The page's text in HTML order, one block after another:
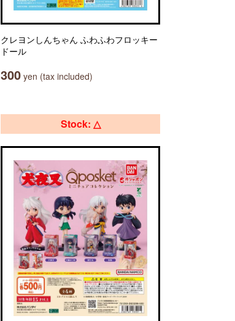
クレヨンしんちゃん ふわふわフロッキー
ドール
300 yen (tax included)
Stock: △